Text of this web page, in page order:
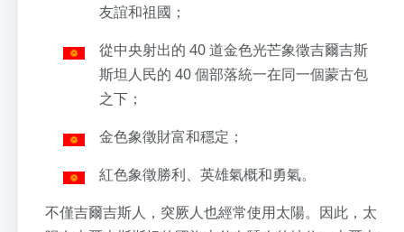
友誼和祖國；
從中央射出的 40 道金色光芒象徵吉爾吉斯
斯坦人民的 40 個部落統一在同一個蒙古包
之下；
金色象徵財富和穩定；
紅色象徵勝利、英雄氣概和勇氣。
不僅吉爾吉斯人，突厥人也經常使用太陽。因此，太